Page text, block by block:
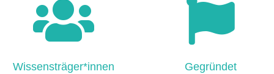
Wissensträger*innen Gegründet